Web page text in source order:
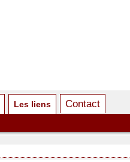
Les liens Contact